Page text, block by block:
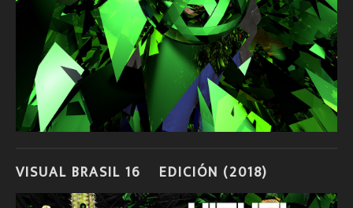
VISUAL BRASIL 16º EDICIÓN (2018)